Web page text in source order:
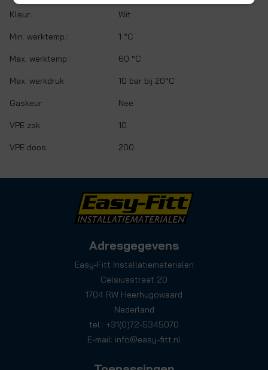
Kleur: Wit
Min. werktemp.: 1 °C
Max. werktemp.: 60 °C
Max. werkdruk: 10 bar bij 20°C
Gaskeur: Nee
VPE zak: 10
VPE doos: 200
Adresgegevens
Easy-Fitt Installatiematerialen
Celsiusstraat 20
1704 RW Heerhugowaard
Nederland
tel.: +31(0)72-5345070
E-mail: info@easy-fitt.nl